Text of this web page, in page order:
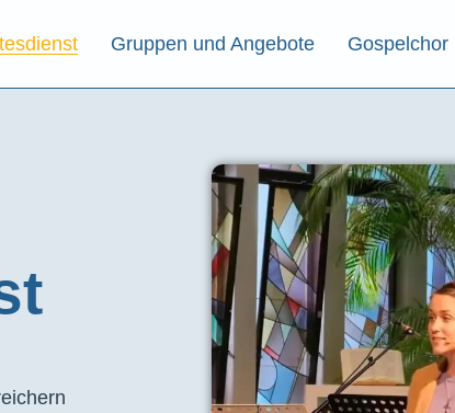
Gruppen und Angebote Gospelchor